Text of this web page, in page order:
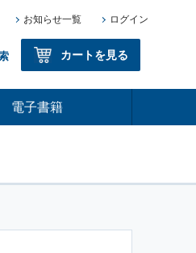
お知らせ一覧 ログイン
カートを見る
電子書籍